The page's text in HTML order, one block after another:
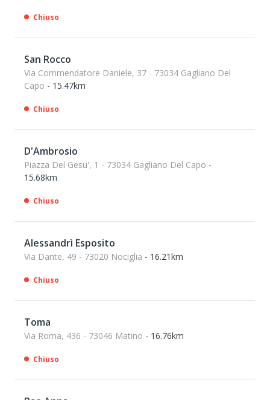
Chiuso
San Rocco
Via Commendatore Daniele, 37 - 73034 Gagliano Del
Capo - 15.47km
Chiuso
D'Ambrosio
Piazza Del Gesu', 1 - 73034 Gagliano Del Capo -
15.68km
Chiuso
Alessandrì Esposito
Via Dante, 49 - 73020 Nociglia - 16.21km
Chiuso
Toma
Via Roma, 436 - 73046 Matino - 16.76km
Chiuso